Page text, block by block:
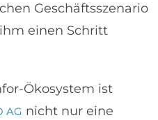
Geschäftsszenario
einen Schritt
Ökosystem ist
AG nicht nur eine